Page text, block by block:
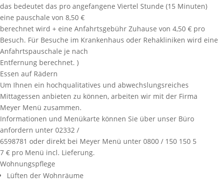
das bedeutet das pro angefangene Viertel Stunde (15 Minuten)
eine pauschale von 8,50 €
berechnet wird + eine Anfahrtsgebühr Zuhause von 4,50 € pro
Besuch. Für Besuche im Krankenhaus oder Rehakliniken wird eine
Anfahrtspauschale je nach
Entfernung berechnet. )
Essen auf Rädern
Um Ihnen ein hochqualitatives und abwechslungsreiches
Mittagessen anbieten zu können, arbeiten wir mit der Firma
Meyer Menü zusammen.
Informationen und Menükarte können Sie über unser Büro
anfordern unter 02332 /
6598781 oder direkt bei Meyer Menü unter 0800 / 150 150 5
7 € pro Menü incl. Lieferung.
Wohnungspflege
Lüften der Wohnräume